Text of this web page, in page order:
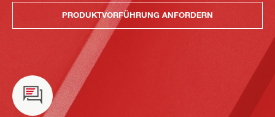
PRODUKTVORFÜHRUNG ANFORDERN